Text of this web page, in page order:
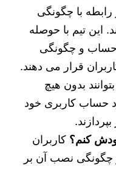
با چگونگی
این تیم با حوصله
و چگونگی
قرار می دهند.
بدون هیچ
حساب کاربری خود
کنم؟ کاربران
چگونگی نصب آن بر